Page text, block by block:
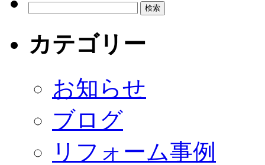
カテゴリー
お知らせ
ブログ
リフォーム事例